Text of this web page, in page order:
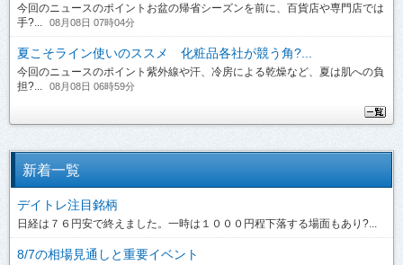
今回のニュースのポイントお盆の帰省シーズンを前に、百貨店や専門店では
手?...
08月08日 07時04分
夏こそライン使いのススメ 化粧品各社が競う角?...
今回のニュースのポイント紫外線や汗、冷房による乾燥など、夏は肌への負
担?...
08月08日 06時59分
新着一覧
デイトレ注目銘柄
日経は７６円安で終えました。一時は１０００円程下落する場面もあり?...
8/7の相場見通しと重要イベント